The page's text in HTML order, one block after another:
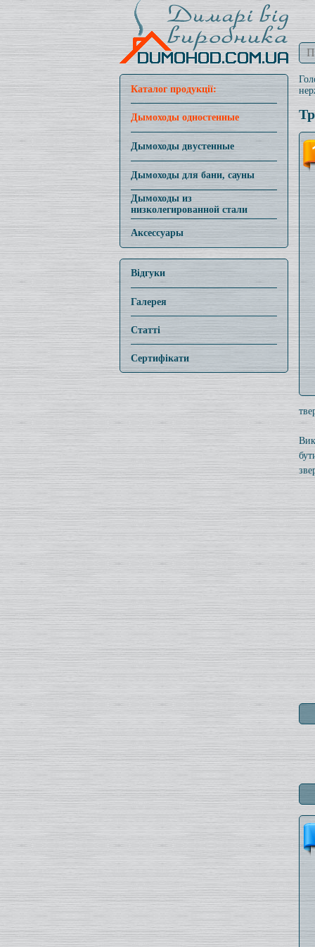
Каталог продукції:
Дымоходы одностенные
Дымоходы двустенные
Дымоходы для бани, сауны
Дымоходы из
низколегированной стали
Аксессуары
Відгуки
Галерея
Статті
Сертифікати